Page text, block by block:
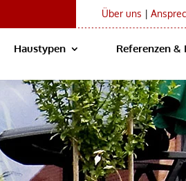
Über uns |
Haustypen Referenzen &